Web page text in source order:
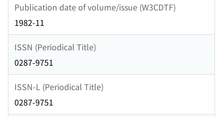
Publication date of volume/issue (W3CDTF)
1982-11
ISSN (Periodical Title)
0287-9751
ISSN-L (Periodical Title)
0287-9751